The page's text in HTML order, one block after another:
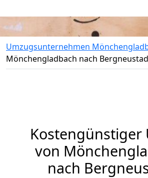
Umzugsunternehmen
Mönchengladbach nach
Kostengünstiger
von
nach